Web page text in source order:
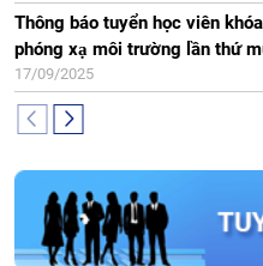
Thông báo tuyển học viên
phóng xạ môi trường lần thứ
17/09/2025
2025 của Viện NLNTVN
28/04/2025
Thông báo về việc tuyển
Viện Năng lượng nguyên tử
31/03/2025